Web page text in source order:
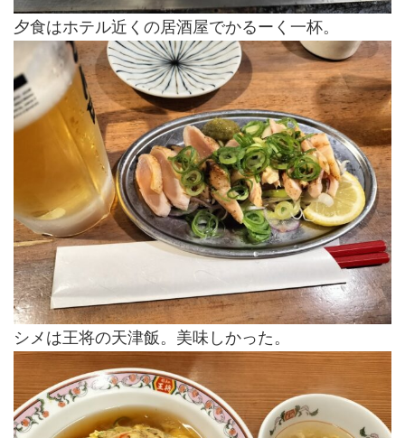
夕食はホテル近くの居酒屋でかるーく一杯。
シメは王将の天津飯。美味しかった。